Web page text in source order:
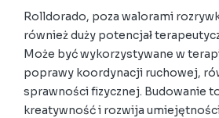
Rolldorado, poza walorami
również duży potencjał
Może być wykorzystywane w
poprawy koordynacji ruchowej,
sprawności fizycznej. Budowanie
kreatywność i rozwija